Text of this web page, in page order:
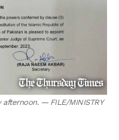
— FILE/MINISTRY